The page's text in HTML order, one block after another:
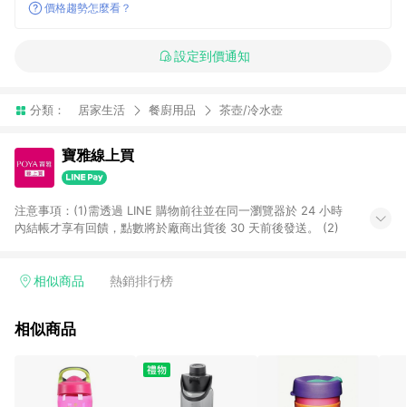
價格趨勢怎麼看？
設定到價通知
分類： 居家生活 餐廚用品 茶壺/冷水壺
寶雅線上買
注意事項：(1)需透過 LINE 購物前往並在同一瀏覽器於 24 小時
內結帳才享有回饋，點數將於廠商出貨後 30 天前後發送。 (2)
相似商品 熱銷排行榜
相似商品